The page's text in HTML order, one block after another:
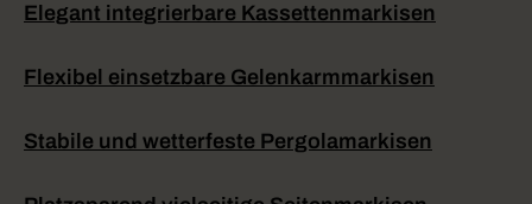
Elegant integrierbare Kassettenmarkisen
Flexibel einsetzbare Gelenkarmmarkisen
Stabile und wetterfeste Pergolamarkisen